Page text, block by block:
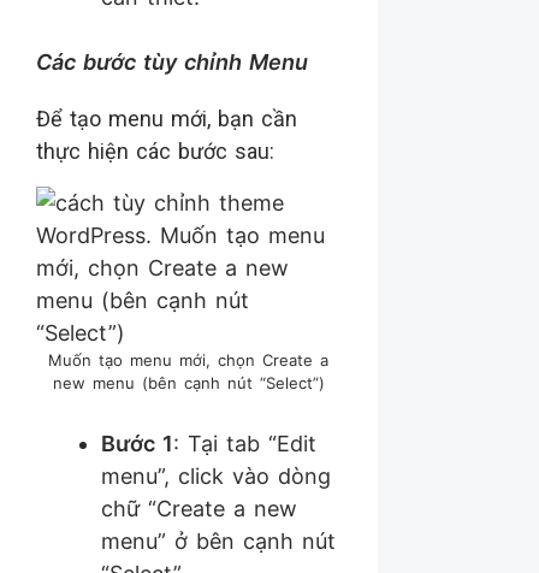
Các bước tùy chỉnh Menu
Để tạo menu mới, bạn cần
thực hiện các bước sau:
Muốn tạo menu mới, chọn Create a
new menu (bên cạnh nút “Select”)
Bước 1: Tại tab “Edit
menu”, click vào dòng
chữ “Create a new
menu” ở bên cạnh nút